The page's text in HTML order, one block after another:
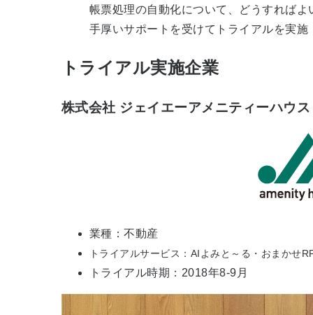
帳票処理の自動化について、どうすればよ
手厚いサポートを受けてトライアルを実施
トライアル実施企業
株式会社 ジェイエーアメニティーハウス
業種：不動産
トライアルサービス：AIよみと～る・おまかせ
トライアル時期：2018年8-9月